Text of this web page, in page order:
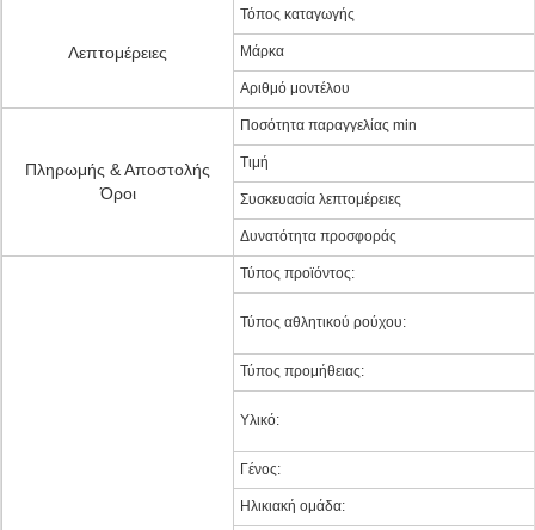
Λεπτομέρειες
Τόπος καταγωγής
Μάρκα
Αριθμό μοντέλου
Πληρωμής & Αποστολής
Όροι
Ποσότητα παραγγελίας min
Τιμή
Συσκευασία λεπτομέρειες
Δυνατότητα προσφοράς
Τύπος προϊόντος:
Τύπος αθλητικού ρούχου:
Τύπος προμήθειας:
Υλικό:
Γένος:
Ηλικιακή ομάδα: